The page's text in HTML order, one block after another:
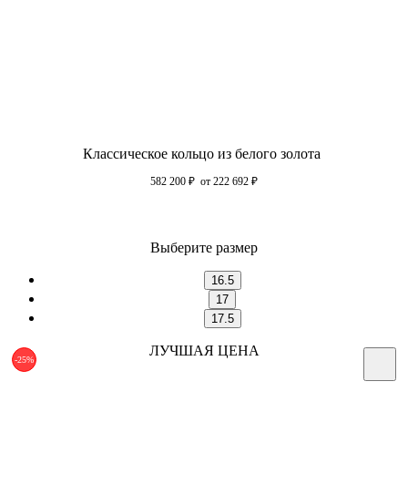
Классическое кольцо из белого золота
582 200 ₽ от 222 692 ₽
Выберите размер
16.5
17
17.5
-25%
ЛУЧШАЯ ЦЕНА